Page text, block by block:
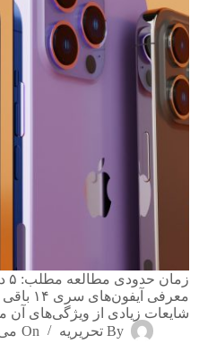
معرفی
شایعات زیادی از ویژگی‌های
By تحریریه On می 15,